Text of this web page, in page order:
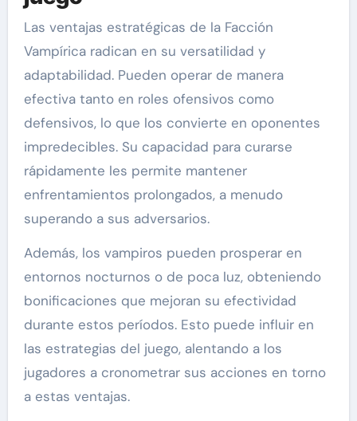
Las ventajas estratégicas de la Facción
Vampírica radican en su versatilidad y
adaptabilidad. Pueden operar de manera
efectiva tanto en roles ofensivos como
defensivos, lo que los convierte en oponentes
impredecibles. Su capacidad para curarse
rápidamente les permite mantener
enfrentamientos prolongados, a menudo
superando a sus adversarios.
Además, los vampiros pueden prosperar en
entornos nocturnos o de poca luz, obteniendo
bonificaciones que mejoran su efectividad
durante estos períodos. Esto puede influir en
las estrategias del juego, alentando a los
jugadores a cronometrar sus acciones en torno
a estas ventajas.